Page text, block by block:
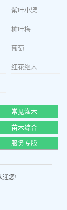
紫叶小檗
榆叶梅
葡萄
红花继木
常见灌木
苗木综合
服务专版
迎您!